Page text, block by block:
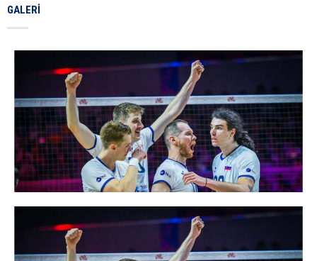
GALERI